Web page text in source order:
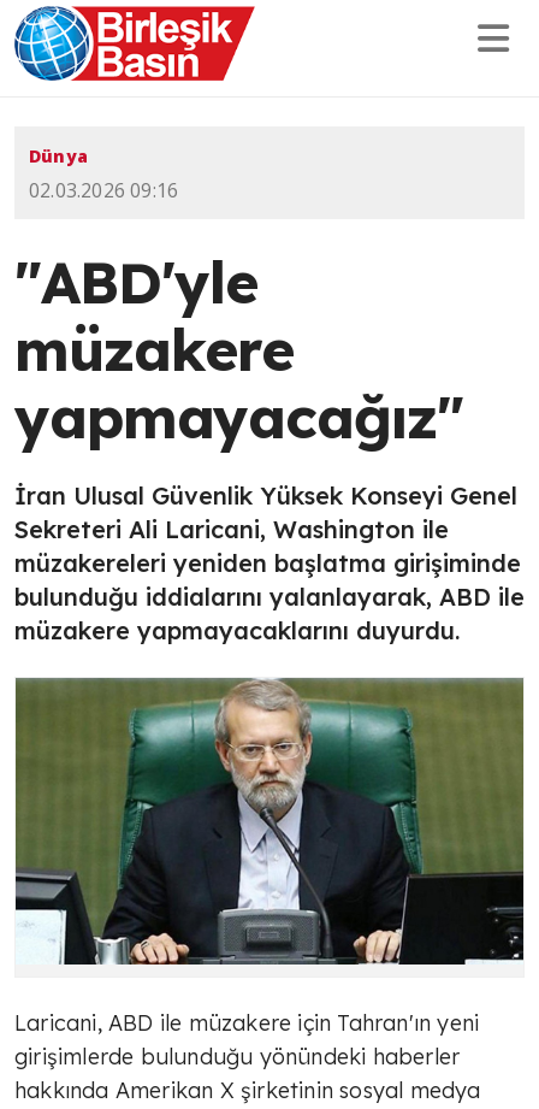
Dünya
02.03.2026 09:16
"ABD'yle
müzakere
yapmayacağız"
İran Ulusal Güvenlik Yüksek Konseyi Genel
Sekreteri Ali Laricani, Washington ile
müzakereleri yeniden başlatma girişiminde
bulunduğu iddialarını yalanlayarak, ABD ile
müzakere yapmayacaklarını duyurdu.
Laricani, ABD ile müzakere için Tahran'ın yeni
girişimlerde bulunduğu yönündeki haberler
hakkında Amerikan X şirketinin sosyal medya